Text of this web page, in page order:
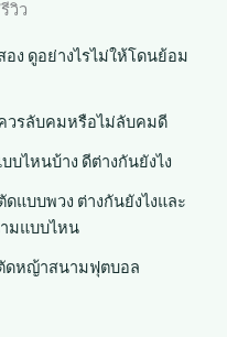
วิว
ง ดูอย่างไรไม่ให้โดนย้อม
วรลับคมหรือไม่ลับคมดี
ไหนบ้าง ดีต่างกันยังไง
แบบพวง ต่างกันยังไงและ
มแบบไหน
ดหญ้าสนามฟุตบอล